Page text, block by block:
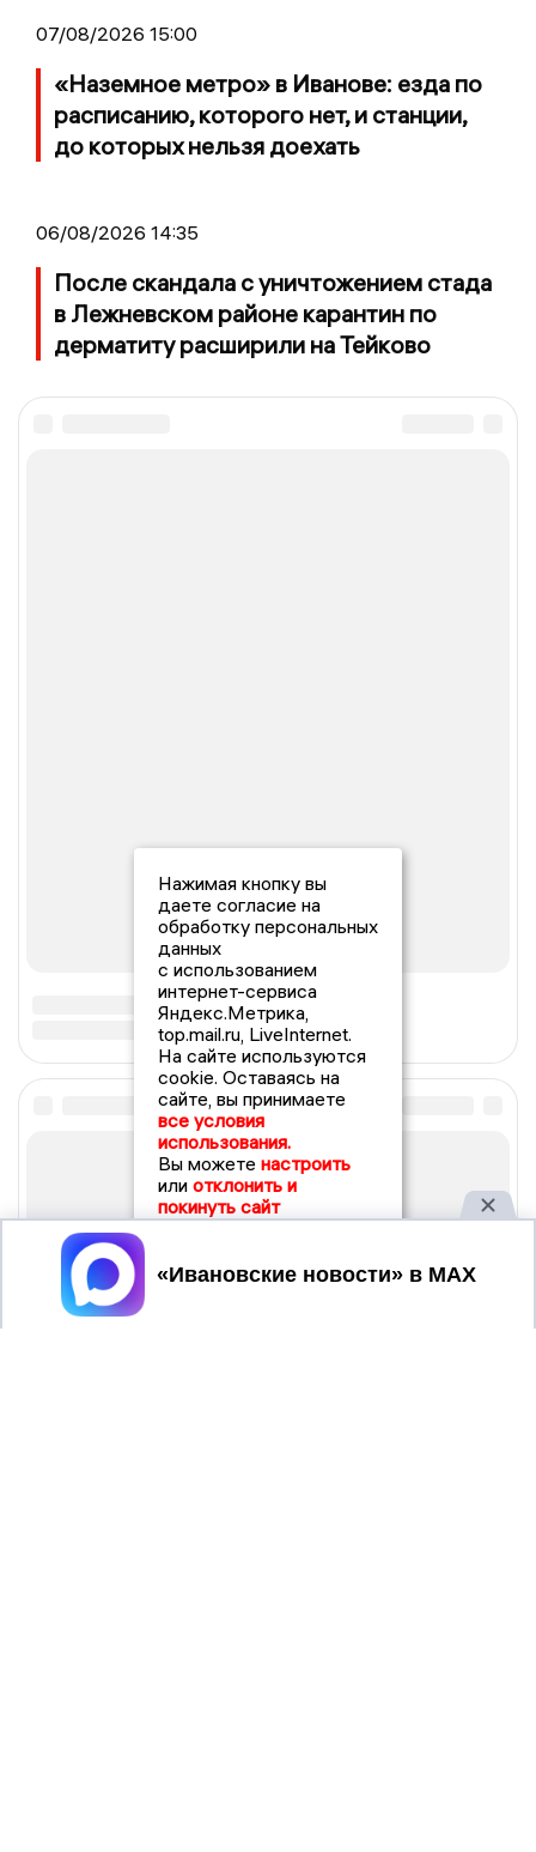
07/08/2026 15:00
«Наземное метро» в Иванове: езда по
расписанию, которого нет, и станции,
до которых нельзя доехать
06/08/2026 14:35
После скандала с уничтожением стада
в Лежневском районе карантин по
дерматиту расширили на Тейково
Нажимая кнопку вы
даете согласие на
обработку персональных
данных
с использованием
интернет-сервиса
Яндекс.Метрика,
top.mail.ru, LiveInternet.
На сайте используются
cookie. Оставаясь на
сайте, вы принимаете
все условия
использования.
Вы можете настроить
или отклонить и
покинуть сайт
Принять